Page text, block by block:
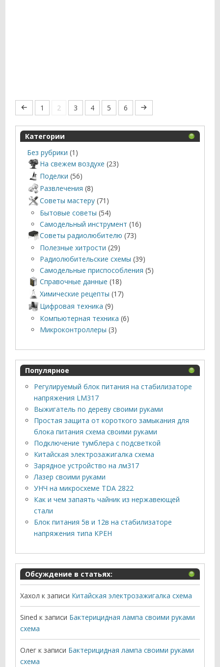
1 2 3 4 5 6
Категории
Без рубрики (1)
На свежем воздухе (23)
Поделки (56)
Развлечения (8)
Советы мастеру (71)
Бытовые советы (54)
Самодельный инструмент (16)
Советы радиолюбителю (73)
Полезные хитрости (29)
Радиолюбительские схемы (39)
Самодельные приспособления (5)
Справочные данные (18)
Химические рецепты (17)
Цифровая техника (9)
Компьютерная техника (6)
Микроконтроллеры (3)
Популярное
Регулируемый блок питания на стабилизаторе
напряжения LM317
Выжигатель по дереву своими руками
Простая защита от короткого замыкания для
блока питания схема своими руками
Подключение тумблера с подсветкой
Китайская электрозажигалка схема
Зарядное устройство на лм317
Лазер своими руками
УНЧ на микросхеме TDA 2822
Как и чем запаять чайник из нержавеющей
стали
Блок питания 5в и 12в на стабилизаторе
напряжения типа КРЕН
Обсуждение в статьях:
Хахол к записи Китайская электрозажигалка схема
Sined к записи Бактерицидная лампа своими руками
схема
Олег к записи Бактерицидная лампа своими руками
схема